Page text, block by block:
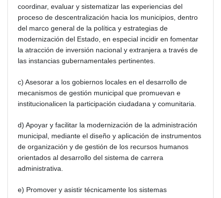
coordinar, evaluar y sistematizar las experiencias del
proceso de descentralización hacia los municipios, dentro
del marco general de la política y estrategias de
modernización del Estado, en especial incidir en fomentar
la atracción de inversión nacional y extranjera a través de
las instancias gubernamentales pertinentes.
c) Asesorar a los gobiernos locales en el desarrollo de
mecanismos de gestión municipal que promuevan e
institucionalicen la participación ciudadana y comunitaria.
d) Apoyar y facilitar la modernización de la administración
municipal, mediante el diseño y aplicación de instrumentos
de organización y de gestión de los recursos humanos
orientados al desarrollo del sistema de carrera
administrativa.
e) Promover y asistir técnicamente los sistemas